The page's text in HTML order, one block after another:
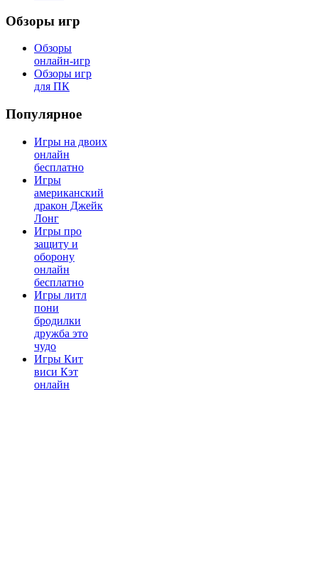
Обзоры игр
Обзоры
онлайн-игр
Обзоры игр
для ПК
Популярное
Игры на двоих
онлайн
бесплатно
Игры
американский
дракон Джейк
Лонг
Игры про
защиту и
оборону
онлайн
бесплатно
Игры литл
пони
бродилки
дружба это
чудо
Игры Кит
виси Кэт
онлайн